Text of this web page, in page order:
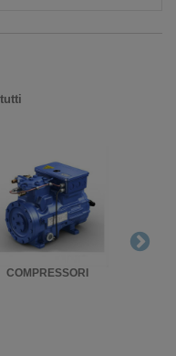
COMPRESSORI